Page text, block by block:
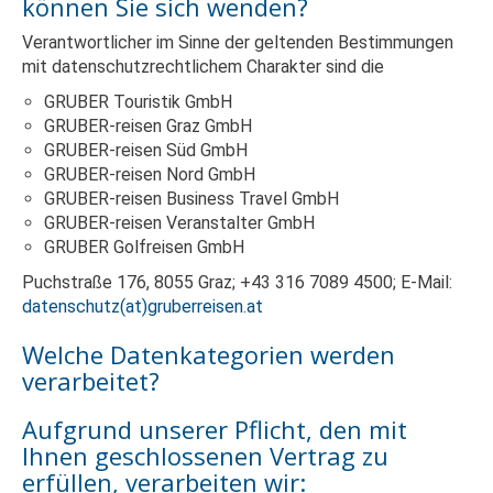
können Sie sich wenden?
Verantwortlicher im Sinne der geltenden Bestimmungen
mit datenschutzrechtlichem Charakter sind die
GRUBER Touristik GmbH
GRUBER-reisen Graz GmbH
GRUBER-reisen Süd GmbH
GRUBER-reisen Nord GmbH
GRUBER-reisen Business Travel GmbH
GRUBER-reisen Veranstalter GmbH
GRUBER Golfreisen GmbH
Puchstraße 176, 8055 Graz; +43 316 7089 4500; E-Mail:
datenschutz(at)gruberreisen.at
Welche Datenkategorien werden
verarbeitet?
Aufgrund unserer Pflicht, den mit
Ihnen geschlossenen Vertrag zu
erfüllen, verarbeiten wir: